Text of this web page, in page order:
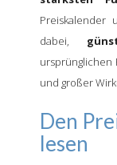
Preiskalender
dabei,
ursprünglichen
und großer
Den
lesen